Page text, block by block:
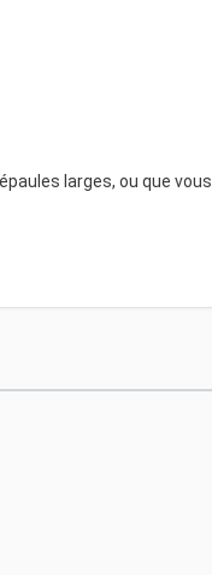
larges, ou que vous